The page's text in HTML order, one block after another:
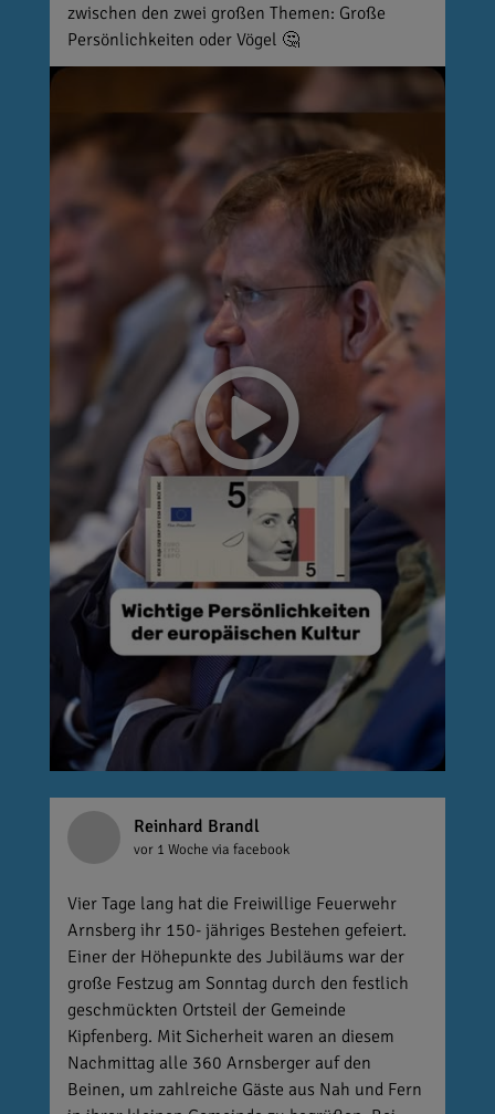
zwischen den zwei großen Themen: Große
Persönlichkeiten oder Vögel 🤔
Reinhard Brandl
vor 1 Woche via facebook
Vier Tage lang hat die Freiwillige Feuerwehr
Arnsberg ihr 150- jähriges Bestehen gefeiert.
Einer der Höhepunkte des Jubiläums war der
große Festzug am Sonntag durch den festlich
geschmückten Ortsteil der Gemeinde
Kipfenberg. Mit Sicherheit waren an diesem
Nachmittag alle 360 Arnsberger auf den
Beinen, um zahlreiche Gäste aus Nah und Fern